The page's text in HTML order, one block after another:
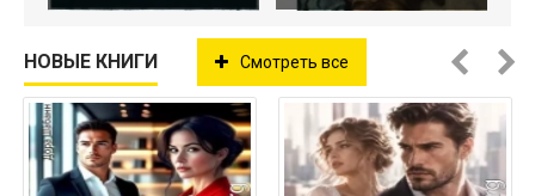
НОВЫЕ КНИГИ Смотреть все